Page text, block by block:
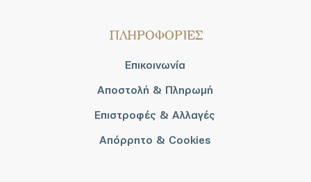
ΠΛΗΡΟΦΟΡΙΕΣ
Επικοινωνία
Αποστολή & Πληρωμή
Επιστροφές & Αλλαγές
Απόρρητο & Cookies